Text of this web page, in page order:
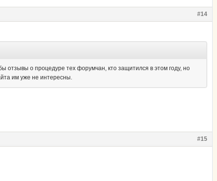
#14
отзывы о процедуре тех форумчан, кто защитился в этом году, но
им уже не интересны.
#15